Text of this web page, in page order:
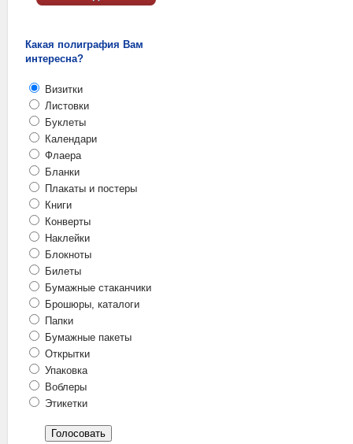
Какая полиграфия Вам
интересна?
Визитки
Листовки
Буклеты
Календари
Флаера
Бланки
Плакаты и постеры
Книги
Конверты
Наклейки
Блокноты
Билеты
Бумажные стаканчики
Брошюры, каталоги
Папки
Бумажные пакеты
Открытки
Упаковка
Воблеры
Этикетки